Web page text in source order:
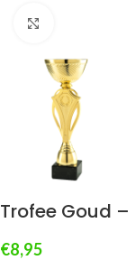
Trofee Goud –
€8,95